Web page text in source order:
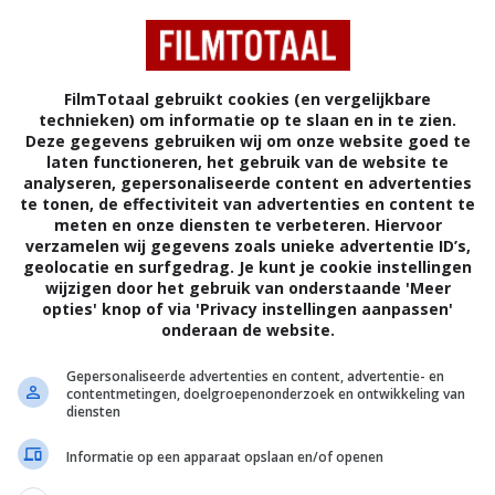
DRAMA VERENIGDE STATEN JAPAN IJSLAND
3,5/ 30
Nagase gaat naar IJsland om de sterfplek van
De barre en ijskoude omgeving is hem
de man uit het drukke Tokio heel wat vreemde
Friðrik Þór Friðriksson
Fisher Stevens
FilmTotaal gebruikt cookies (en vergelijkbare
technieken) om informatie op te slaan en in te zien.
Deze gegevens gebruiken wij om onze website goed te
laten functioneren, het gebruik van de website te
analyseren, gepersonaliseerde content en advertenties
te tonen, de effectiviteit van advertenties en content te
meten en onze diensten te verbeteren. Hiervoor
verzamelen wij gegevens zoals unieke advertentie ID’s,
geolocatie en surfgedrag. Je kunt je cookie instellingen
wijzigen door het gebruik van onderstaande 'Meer
opties' knop of via 'Privacy instellingen aanpassen'
onderaan de website.
Gepersonaliseerde advertenties en content, advertentie- en
contentmetingen, doelgroepenonderzoek en ontwikkeling van
diensten
Informatie op een apparaat opslaan en/of openen